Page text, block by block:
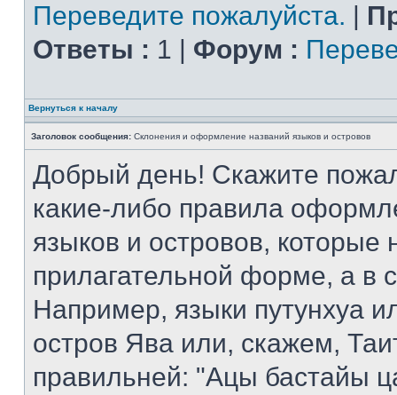
Переведите пожалуйста. |
Ответы : 1 | Форум :
Вернуться к началу
Заголовок сообщения: Склонения и оформление названий языков и островов
Добрый день! Скажите
какие-либо правила
языков и островов, которые
прилагательной форме, а в
Например, языки путунхуа
остров Ява или, скажем,
правильней: "Ацы бастайы